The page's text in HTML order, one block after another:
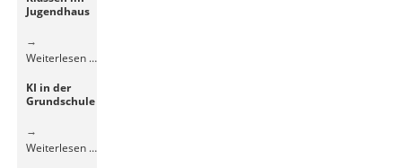
Jugendhaus
Weiterlesen …Besuch
KI in der
Grundschule
Weiterlesen …KI